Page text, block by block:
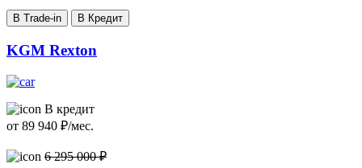
В Trade-in В Кредит
KGM Rexton
В кредит
от 89 940 ₽/мес.
6 295 000 ₽